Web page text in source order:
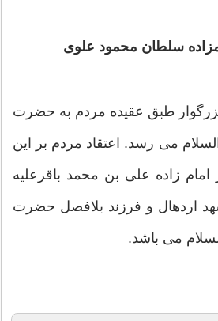
سلطان محمود علوی
طبق عقیده مردم به حضرت
می رسد. اعتقاد مردم بر این
زاده علی بن محمد باقرعلیه
اردهال و فرزند بلافصل حضرت
می باشد.